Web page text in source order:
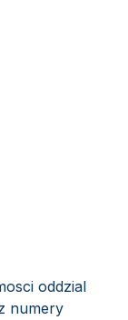
oddzial
numery